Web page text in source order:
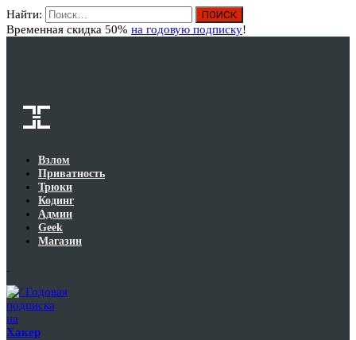
Найти:
Временная скидка 50% на годовую подписку!
Взлом
Приватность
Трюки
Кодинг
Админ
Geek
Магазин
Годовая
подписка
на
Хакер